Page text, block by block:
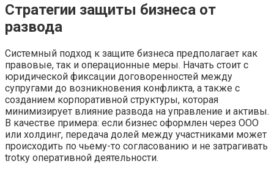
Стратегии защиты бизнеса от
развода
Системный подход к защите бизнеса предполагает как
правовые, так и операционные меры. Начать стоит с
юридической фиксации договоренностей между
супругами до возникновения конфликта, а также с
созданием корпоративной структуры, которая
минимизирует влияние развода на управление и активы.
В качестве примера: если бизнес оформлен через ООО
или холдинг, передача долей между участниками может
происходить по чьему-то согласованию и не затрагивать
trotку оперативной деятельности.